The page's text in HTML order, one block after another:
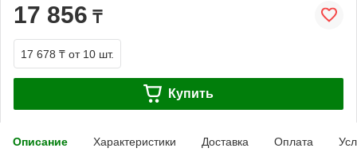
17 856 ₸
17 678 ₸ от 10 шт.
Купить
Описание Характеристики Доставка Оплата